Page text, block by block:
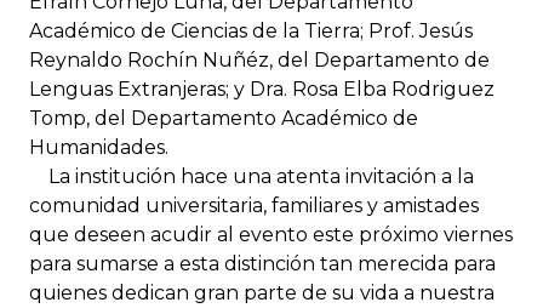
Académico de Ciencias de la Tierra; Prof. Jesús
Reynaldo Rochín Nuñéz, del Departamento de
Lenguas Extranjeras; y Dra. Rosa Elba Rodriguez
Tomp, del Departamento Académico de
Humanidades.
La institución hace una atenta invitación a la
comunidad universitaria, familiares y amistades
que deseen acudir al evento este próximo viernes
para sumarse a esta distinción tan merecida para
quienes dedican gran parte de su vida a nuestra